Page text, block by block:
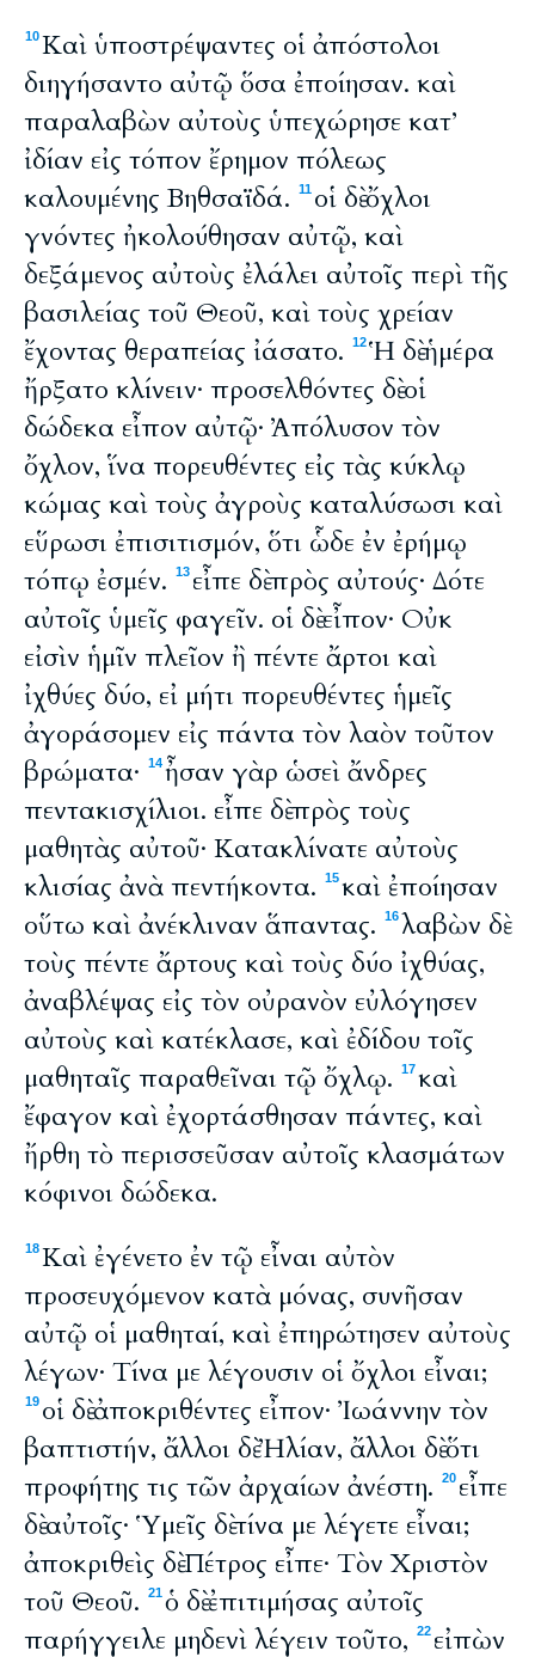
10Καὶ ὑποστρέψαντες οἱ ἀπόστολοι
διηγήσαντο αὐτῷ ὅσα ἐποίησαν. καὶ
παραλαβὼν αὐτοὺς ὑπεχώρησε κατ’
ἰδίαν εἰς τόπον ἔρημον πόλεως
καλουμένης Βηθσαϊδά.
11 οἱ δὲ ὄχλοι
γνόντες ἠκολούθησαν αὐτῷ, καὶ
δεξάμενος αὐτοὺς ἐλάλει αὐτοῖς περὶ τῆς
βασιλείας τοῦ Θεοῦ, καὶ τοὺς χρείαν
ἔχοντας θεραπείας ἰάσατο.
12Ἡ δὲ ἡμέρα
ἤρξατο κλίνειν· προσελθόντες δὲ οἱ
δώδεκα εἶπον αὐτῷ· Ἀπόλυσον τὸν
ὄχλον, ἵνα πορευθέντες εἰς τὰς κύκλῳ
κώμας καὶ τοὺς ἀγροὺς καταλύσωσι καὶ
εὕρωσι ἐπισιτισμόν, ὅτι ὧδε ἐν ἐρήμῳ
τόπῳ ἐσμέν.
13 εἶπε δὲ πρὸς αὐτούς· Δότε
αὐτοῖς ὑμεῖς φαγεῖν. οἱ δὲ εἶπον· Οὐκ
εἰσὶν ἡμῖν πλεῖον ἢ πέντε ἄρτοι καὶ
ἰχθύες δύο, εἰ μήτι πορευθέντες ἡμεῖς
ἀγοράσομεν εἰς πάντα τὸν λαὸν τοῦτον
βρώματα·
14ἦσαν γὰρ ὡσεὶ ἄνδρες
πεντακισχίλιοι. εἶπε δὲ πρὸς τοὺς
μαθητὰς αὐτοῦ· Κατακλίνατε αὐτοὺς
κλισίας ἀνὰ πεντήκοντα.
15καὶ ἐποίησαν
οὕτω καὶ ἀνέκλιναν ἅπαντας.
16λαβὼν δὲ
τοὺς πέντε ἄρτους καὶ τοὺς δύο ἰχθύας,
ἀναβλέψας εἰς τὸν οὐρανὸν εὐλόγησεν
αὐτοὺς καὶ κατέκλασε, καὶ ἐδίδου τοῖς
μαθηταῖς παραθεῖναι τῷ ὄχλῳ.
17καὶ
ἔφαγον καὶ ἐχορτάσθησαν πάντες, καὶ
ἤρθη τὸ περισσεῦσαν αὐτοῖς κλασμάτων
κόφινοι δώδεκα.
18Καὶ ἐγένετο ἐν τῷ εἶναι αὐτὸν
προσευχόμενον κατὰ μόνας, συνῆσαν
αὐτῷ οἱ μαθηταί, καὶ ἐπηρώτησεν αὐτοὺς
λέγων· Τίνα με λέγουσιν οἱ ὄχλοι εἶναι;
19 οἱ δὲ ἀποκριθέντες εἶπον· Ἰωάννην τὸν
βαπτιστήν, ἄλλοι δὲ Ἠλίαν, ἄλλοι δὲ ὅτι
προφήτης τις τῶν ἀρχαίων ἀνέστη.
20 εἶπε
δὲ αὐτοῖς· Ὑμεῖς δὲ τίνα με λέγετε εἶναι;
ἀποκριθεὶς δὲ Πέτρος εἶπε· Τὸν Χριστὸν
τοῦ Θεοῦ.
21ὁ δὲ ἐπιτιμήσας αὐτοῖς
παρήγγειλε μηδενὶ λέγειν τοῦτο,
22 εἰπὼν